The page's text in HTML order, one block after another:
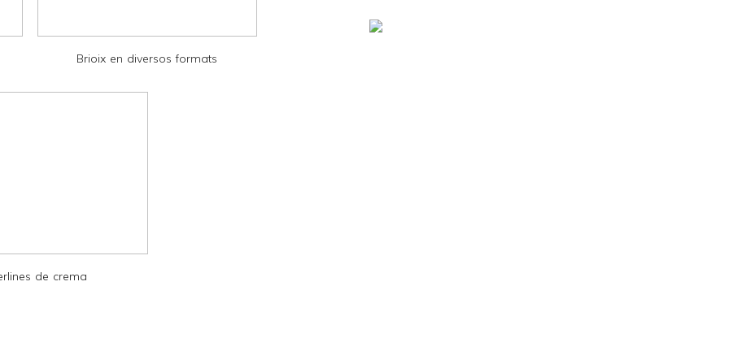
Brioix en diversos formats
de crema